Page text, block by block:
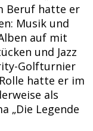
Beruf hatte er
Musik und
auf mit
und Jazz
Golfturnier
hatte er im
als
„Die Legende